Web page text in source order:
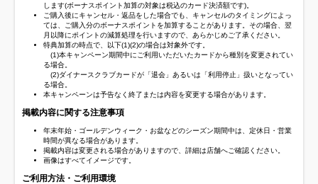
します(ボーナスポイント加算の対象は税込のカード決済額です)。
ご購入後にキャンセル・返品をした場合でも、キャンセルのタイミングによっ
ては、ご購入分のボーナスポイントを加算することがあります。その場合、翌
月以降にポイントの減算処理を行いますので、あらかじめご了承ください。
特典加算の時点で、以下(1)(2)の場合は対象外です。
(1)本キャンペーン期間中にご利用いただいたカードから種別を変更されてい
る場合。
(2)ダイナースクラブカードが「退会」あるいは「利用停止」扱いとなってい
る場合。
本キャンペーンは予告なく終了または内容を変更する場合があります。
掲載内容に関する注意事項
年末年始・ゴールデンウィーク・お盆などのシーズン期間中は、定休日・営業
時間が異なる場合があります。
掲載内容は変更される場合がありますので、詳細は店舗へご確認ください。
画像はすべてイメージです。
ご利用方法・ご利用環境